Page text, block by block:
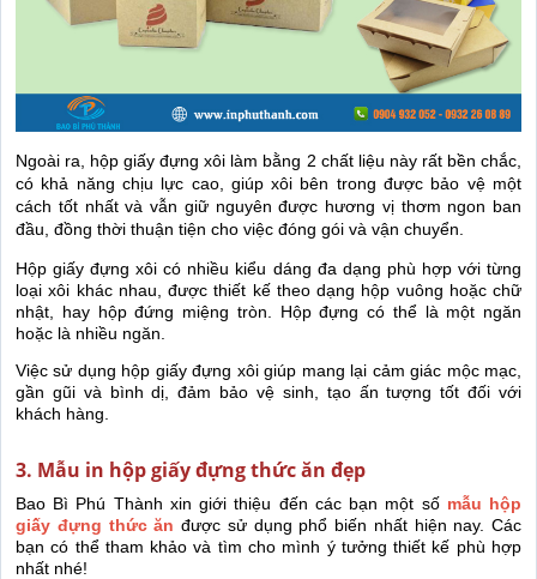
Ngoài ra, hộp giấy đựng xôi làm bằng 2 chất liệu này rất bền chắc,
có khả năng chịu lực cao, giúp xôi bên trong được bảo vệ một
cách tốt nhất và vẫn giữ nguyên được hương vị thơm ngon ban
đầu, đồng thời thuận tiện cho việc đóng gói và vận chuyển.
Hộp giấy đựng xôi có nhiều kiểu dáng đa dạng phù hợp với từng
loại xôi khác nhau, được thiết kế theo dạng hộp vuông hoặc chữ
nhật, hay hộp đứng miệng tròn. Hộp đựng có thể là một ngăn
hoặc là nhiều ngăn.
Việc sử dụng hộp giấy đựng xôi giúp mang lại cảm giác mộc mạc,
gần gũi và bình dị, đảm bảo vệ sinh, tạo ấn tượng tốt đối với
khách hàng.
3. Mẫu in hộp giấy đựng thức ăn đẹp
Bao Bì Phú Thành xin giới thiệu đến các bạn một số mẫu hộp
giấy đựng thức ăn được sử dụng phổ biến nhất hiện nay. Các
bạn có thể tham khảo và tìm cho mình ý tưởng thiết kế phù hợp
nhất nhé!